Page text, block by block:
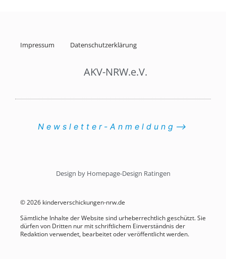
Impressum Datenschutzerklärung
AKV-NRW.e.V.
Newsletter-Anmeldung⟶
Design by Homepage-Design Ratingen
© 2026 kinderverschickungen-nrw.de
Sämtliche Inhalte der Website sind urheberrechtlich geschützt. Sie
dürfen von Dritten nur mit schriftlichem Einverständnis der
Redaktion verwendet, bearbeitet oder veröffentlicht werden.